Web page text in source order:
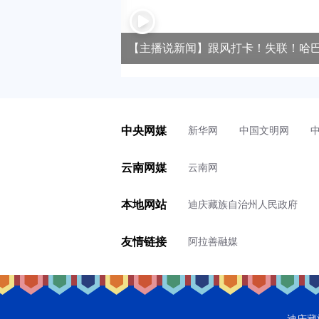
【主播说新闻】跟风打卡！失联！哈
中央网媒 新华网 中国文明网
云南网媒 云南网
本地网站 迪庆藏族自治州人民政府
友情链接 阿拉善融媒